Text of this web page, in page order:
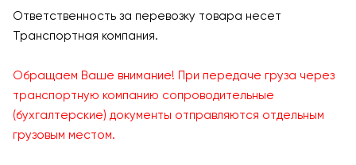
Ответственность за перевозку товара несет
Транспортная компания.
Обращаем Ваше внимание! При передаче груза через
транспортную компанию сопроводительные
(бухгалтерские) документы отправляются отдельным
грузовым местом.